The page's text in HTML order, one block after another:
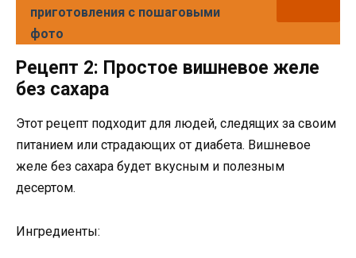
приготовления с пошаговыми
фото
Рецепт 2: Простое вишневое желе
без сахара
Этот рецепт подходит для людей, следящих за своим
питанием или страдающих от диабета. Вишневое
желе без сахара будет вкусным и полезным
десертом.
Ингредиенты: